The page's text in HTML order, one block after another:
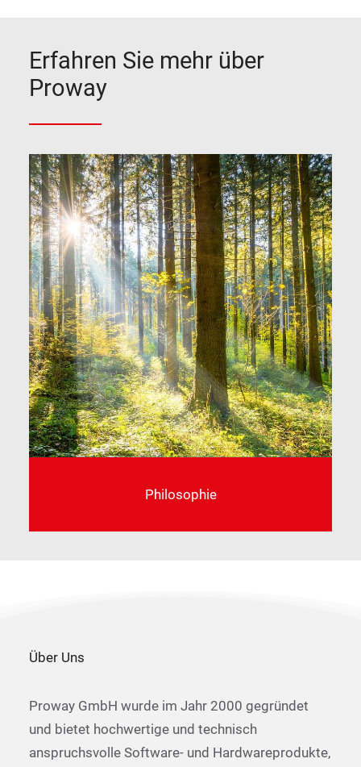
Erfahren Sie mehr über
Proway
Philosophie
Über Uns
Proway GmbH wurde im Jahr 2000 gegründet
und bietet hochwertige und technisch
anspruchsvolle Software- und Hardwareprodukte,